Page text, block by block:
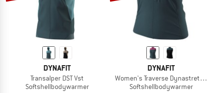
DYNAFIT
Transalper DST Vst
Softshellbodywarmer
DYNAFIT
Women's Traverse Dynastretch Vest
Softshellbodywarmer